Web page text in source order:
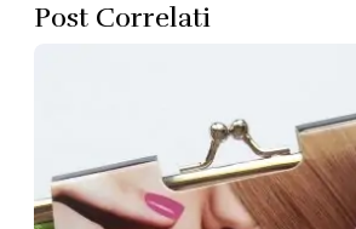
Post Correlati